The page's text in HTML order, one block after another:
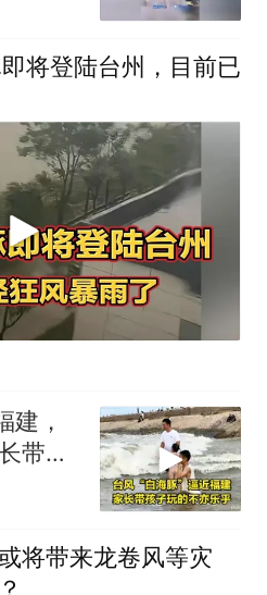
将登陆台州，目前已
建，
带孩
将带来龙卷风等灾